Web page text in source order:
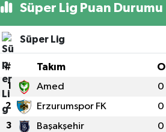
Süper Lig Puan Durumu
Süper Lig
# Takım O
1 Amed 0
2 Erzurumspor FK 0
3 Başakşehir 0